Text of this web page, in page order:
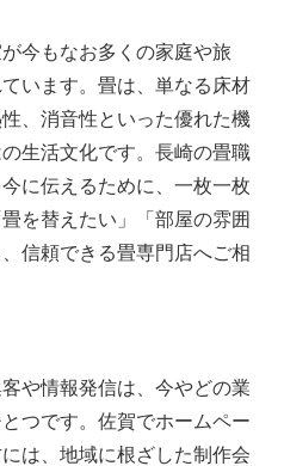
今もなお多くの家庭や旅
います。畳は、単なる床材
、消音性といった優れた機
生活文化です。長崎の畳職
に伝えるために、一枚一枚
を替えたい」「部屋の雰囲
信頼できる畳専門店へご相
や情報発信は、今やどの業
つです。佐賀でホームペー
は、地域に根ざした制作会